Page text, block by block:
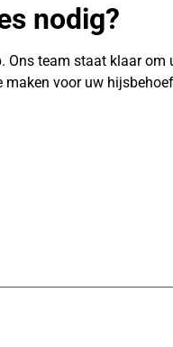
nodig?
Ons team staat klaar om
maken voor uw